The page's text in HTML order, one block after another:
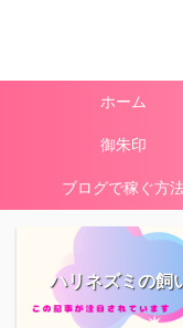
ホーム
御朱印
ブログで稼ぐ方
ハリネズミの飼